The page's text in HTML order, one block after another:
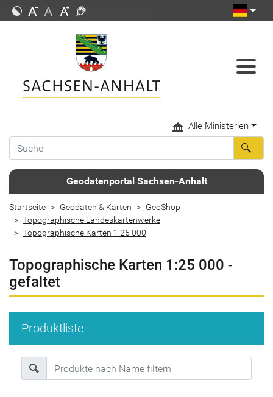
Alle Ministerien
Geodatenportal Sachsen-Anhalt
Startseite Geodaten & Karten
GeoShop
Topographische Landeskartenwerke
Topographische Karten 1:25 000
Topographische Karten 1:25 000 -
gefaltet
Produktliste